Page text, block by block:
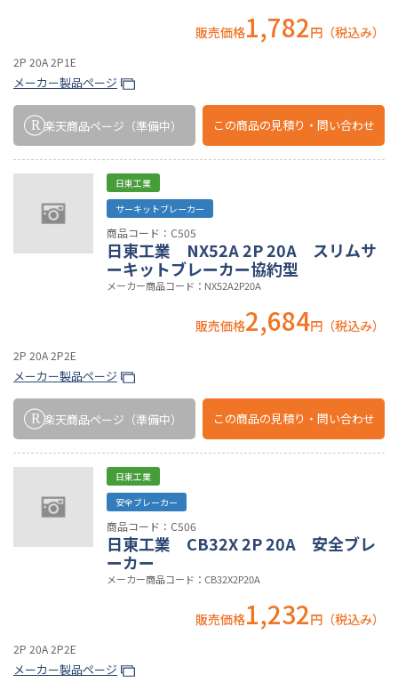
販売価格1,782円（税込み）
2P 20A 2P1E
メーカー製品ページ
楽天商品ページ （準備中） この商品の見積り・問い合わせ
日東工業
サーキットブレーカー
商品コード：C505
日東工業 NX52A 2P 20A スリムサ
ーキットブレーカー協約型
メーカー商品コード：NX52A2P20A
販売価格2,684円（税込み）
2P 20A 2P2E
メーカー製品ページ
楽天商品ページ （準備中） この商品の見積り・問い合わせ
日東工業
安全ブレーカー
商品コード：C506
日東工業 CB32X 2P 20A 安全ブレ
ーカー
メーカー商品コード：CB32X2P20A
販売価格1,232円（税込み）
2P 20A 2P2E
メーカー製品ページ